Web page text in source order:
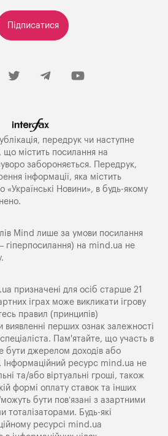
Підписатися
передрук чи наступне
мiстить посилання на
забороняється. Передрук,
інформації, яка містить
«Українські Новини», в будь-якому
Mind лише за умови посилання
гіперпосилання) на mind.ua не
призначені для осіб старше 21
іграх може викликати ігрову
правил (принципів)
виявленні перших ознак залежності
Пам'ятайте, що участь в
бути джерелом доходів або
Інформаційний ресурс mind.ua не
та/або віртуальні гроші, також
формі оплату ставок та інших
можуть бути пов’язані з азартними
тоталізаторами. Будь-які
ресурсі mind.ua